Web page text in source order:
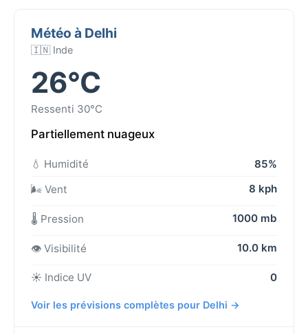
Météo à Delhi
🇮🇳 Inde
26°C
Ressenti 30°C
Partiellement nuageux
💧 Humidité
85%
🌬️ Vent
8 kph
🌡️ Pression 1000 mb
👁️ Visibilité 10.0 km
☀️ Indice UV 0
Voir les prévisions complètes pour Delhi →